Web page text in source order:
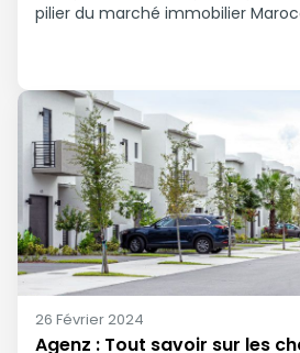
pilier du marché immobilier
26 Février 2024
Agenz : Tout savoir sur les